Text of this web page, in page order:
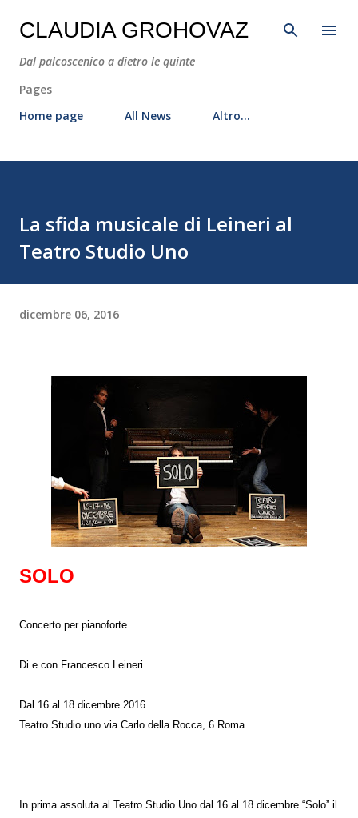
Passa ai contenuti principali
CLAUDIA GROHOVAZ
Dal palcoscenico a dietro le quinte
Pages
Home page
All News Altro…
La sfida musicale di Leineri al
Teatro Studio Uno
dicembre 06, 2016
SOLO
Concerto per pianoforte
Di e con Francesco Leineri
Dal 16 al 18 dicembre 2016
Teatro Studio uno via Carlo della Rocca, 6 Roma
In prima assoluta al Teatro Studio Uno dal 16 al 18 dicembre “Solo” il